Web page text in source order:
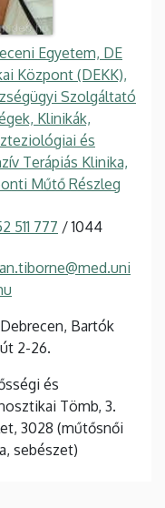
Egyetem, DE
Központ (DEKK),
Szolgáltató
Klinikák,
és
Terápiás Klinika,
Műtő Részleg
511 777 / 1044
Debrecen, Bartók
2-26.
és
Tömb, 3.
3028 (műtősnői
sebészet)